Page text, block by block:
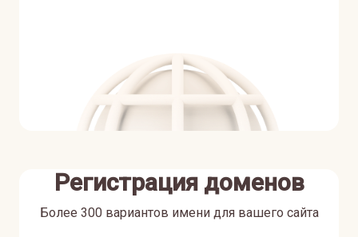
Регистрация доменов
Более 300 вариантов имени для вашего сайта